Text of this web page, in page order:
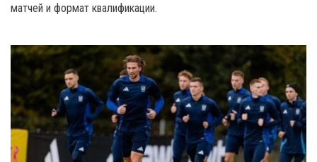
матчей и формат квалификации.